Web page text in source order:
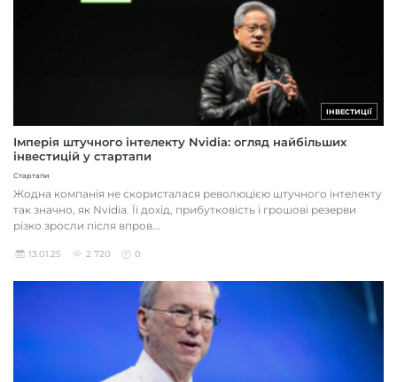
ІНВЕСТИЦІЇ
Імперія штучного інтелекту Nvidia: огляд найбільших
інвестицій у стартапи
Стартапи
Жодна компанія не скористалася революцією штучного інтелекту
так значно, як Nvidia. Її дохід, прибутковість і грошові резерви
різко зросли після впров...
13.01.25 2 720 0